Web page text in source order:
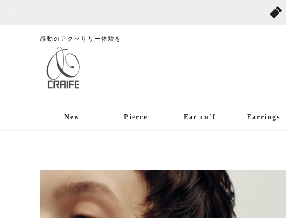
感動のアクセサリー体験を
New Pierce Ear cuff Earrings